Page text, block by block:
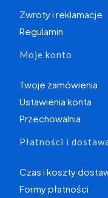
Zwroty i reklamacje
Regulamin
Moje konto
Twoje zamówienia
Ustawienia konta
Przechowalnia
Płatności i
Czas i koszty
Formy płatności